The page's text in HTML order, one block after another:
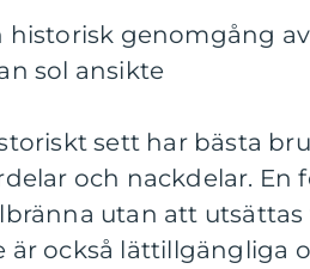
historisk genomgång
sol ansikte
sett har bästa
och nackdelar. En
utan att utsättas
är också lättillgängliga